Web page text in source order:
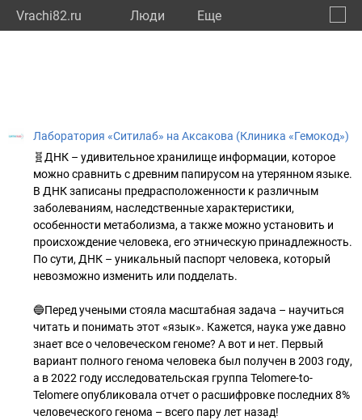
Vrachi82.ru Люди Eще
Лаборатория «Ситилаб» на Аксакова (Клиника «Гемокод»)
🧬ДНК – удивительное хранилище информации, которое
можно сравнить с древним папирусом на утерянном языке.
В ДНК записаны предрасположенности к различным
заболеваниям, наследственные характеристики,
особенности метаболизма, а также можно установить и
происхождение человека, его этническую принадлежность.
По сути, ДНК – уникальный паспорт человека, который
невозможно изменить или подделать.
🔵Перед учеными стояла масштабная задача – научиться
читать и понимать этот «язык». Кажется, наука уже давно
знает все о человеческом геноме? А вот и нет. Первый
вариант полного генома человека был получен в 2003 году,
а в 2022 году исследовательская группа Telomere-to-
Telomere опубликовала отчет о расшифровке последних 8%
человеческого генома – всего пару лет назад!